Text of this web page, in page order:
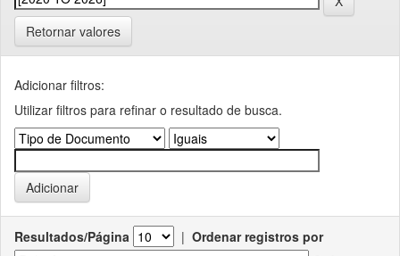
Retornar valores
Adicionar filtros:
Utilizar filtros para refinar o resultado de busca.
Resultados/Página | Ordenar registros por